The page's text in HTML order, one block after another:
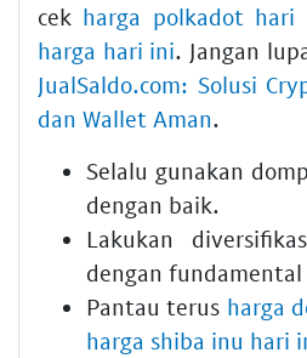
cek harga polkadot hari
harga hari ini. Jangan
JualSaldo.com: Solusi
dan Wallet Aman.
Selalu gunakan
dengan baik.
Lakukan
dengan
Pantau terus harga
harga shiba inu hari